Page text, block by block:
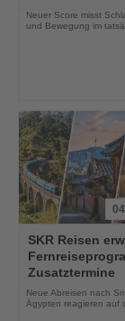
Neuer Score misst
und Bewegung im
Sie
die
Nachrichten
SKR Reisen
Zusatztermine
Neue Abreisen nach
Ägypten reagieren auf